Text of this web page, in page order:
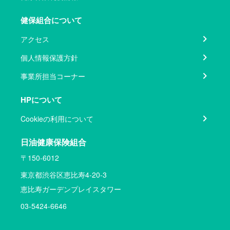
健保組合について
アクセス
個人情報保護方針
事業所担当コーナー
HPについて
Cookieの利用について
日油健康保険組合
〒150-6012
東京都渋谷区恵比寿4-20-3
恵比寿ガーデンプレイスタワー
03-5424-6646